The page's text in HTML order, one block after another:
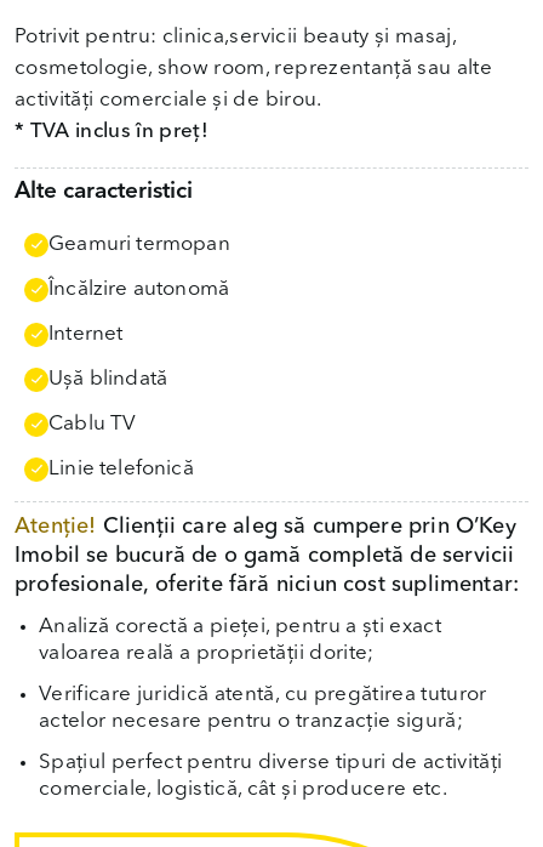
Potrivit pentru: clinica,servicii beauty și masaj,
cosmetologie, show room, reprezentanță sau alte
activități comerciale și de birou.
* TVA inclus în preț!
Alte caracteristici
Geamuri termopan
Încălzire autonomă
Internet
Uşă blindată
Cablu TV
Linie telefonică
Atenție! Clienții care aleg să cumpere prin O’Key
Imobil se bucură de o gamă completă de servicii
profesionale, oferite fără niciun cost suplimentar:
Analiză corectă a pieței, pentru a ști exact
valoarea reală a proprietății dorite;
Verificare juridică atentă, cu pregătirea tuturor
actelor necesare pentru o tranzacție sigură;
Spațiul perfect pentru diverse tipuri de activități
comerciale, logistică, cât și producere etc.